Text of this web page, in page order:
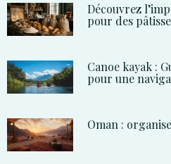
Découvrez
pour des
Canoe kayak :
pour une
Oman :